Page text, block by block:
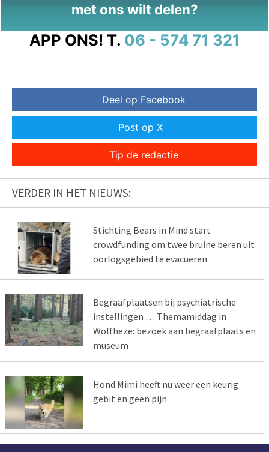
met ons wilt delen?
APP ONS! T. 06 - 574 71 321
Deel op Facebook
Post op X
Tip de redactie
VERDER IN HET NIEUWS:
Stichting Bears in Mind start
crowdfunding om twee bruine beren uit
oorlogsgebied te evacueren
Begraafplaatsen bij psychiatrische
instellingen … Themamiddag in
Wolfheze: bezoek aan begraafplaats en
museum
Hond Mimi heeft nu weer een keurig
gebit en geen pijn